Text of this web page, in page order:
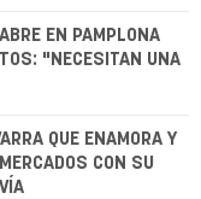
EN PAMPLONA
"NECESITAN UNA
QUE ENAMORA Y
CON SU